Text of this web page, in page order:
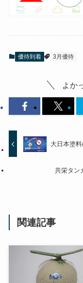
優待到着 3月優待
よか
大日本塗
共栄タン
関連記事